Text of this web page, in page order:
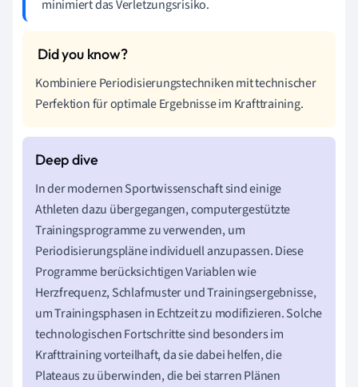
minimiert das Verletzungsrisiko.
Kombiniere Periodisierungstechniken mit technischer
Perfektion für optimale Ergebnisse im Krafttraining.
In der modernen Sportwissenschaft sind einige
Athleten dazu übergegangen, computergestützte
Trainingsprogramme zu verwenden, um
Periodisierungspläne individuell anzupassen. Diese
Programme berücksichtigen Variablen wie
Herzfrequenz, Schlafmuster und Trainingsergebnisse,
um Trainingsphasen in Echtzeit zu modifizieren. Solche
technologischen Fortschritte sind besonders im
Krafttraining vorteilhaft, da sie dabei helfen, die
Plateaus zu überwinden, die bei starren Plänen